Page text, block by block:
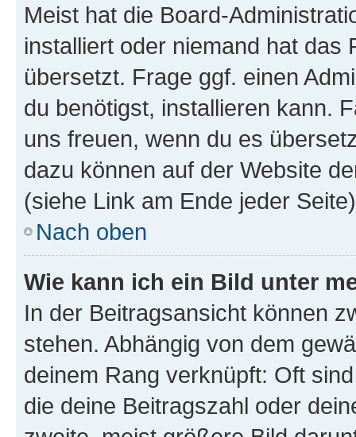
Meist hat die Board-
installiert oder niemand hat das
übersetzt. Frage ggf. einen
du benötigst, installieren kann.
uns freuen, wenn du es
dazu können auf der Website
(siehe Link am Ende jeder
Nach oben
Wie kann ich ein Bild unter
In der Beitragsansicht können
stehen. Abhängig von dem
deinem Rang verknüpft: Oft
die deine Beitragszahl oder